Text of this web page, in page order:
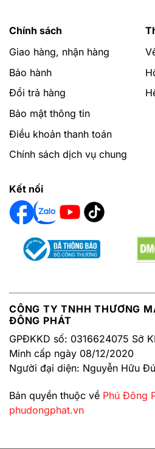
Chính sách
Giao hàng, nhận hàng
Bảo hành
Đổi trả hàng
Bảo mật thông tin
Điều khoản thanh toán
Chính sách dịch vụ chung
Kết nối
CÔNG TY TNHH THƯƠNG
ĐÔNG PHÁT
GPĐKKD số: 0316624075 Sở
Minh cấp ngày 08/12/2020
Người đại diện: Nguyễn Hữu
Bản quyền thuộc về Phú Đông
phudongphat.vn